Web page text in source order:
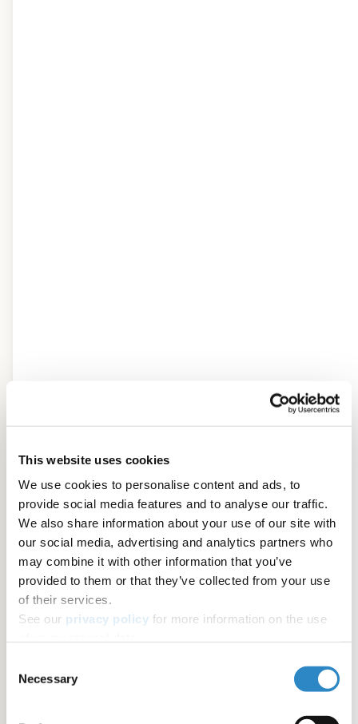
This website uses cookies
We use cookies to personalise content and ads, to
provide social media features and to analyse our traffic.
We also share information about your use of our site with
our social media, advertising and analytics partners who
may combine it with other information that you’ve
provided to them or that they’ve collected from your use
of their services.
See our privacy policy for more information on the use
Selection
Necessary